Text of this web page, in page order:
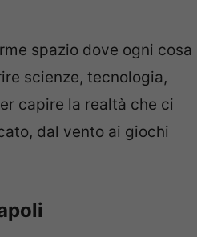
spazio dove ogni cosa
scienze, tecnologia,
capire la realtà che ci
dal vento ai giochi